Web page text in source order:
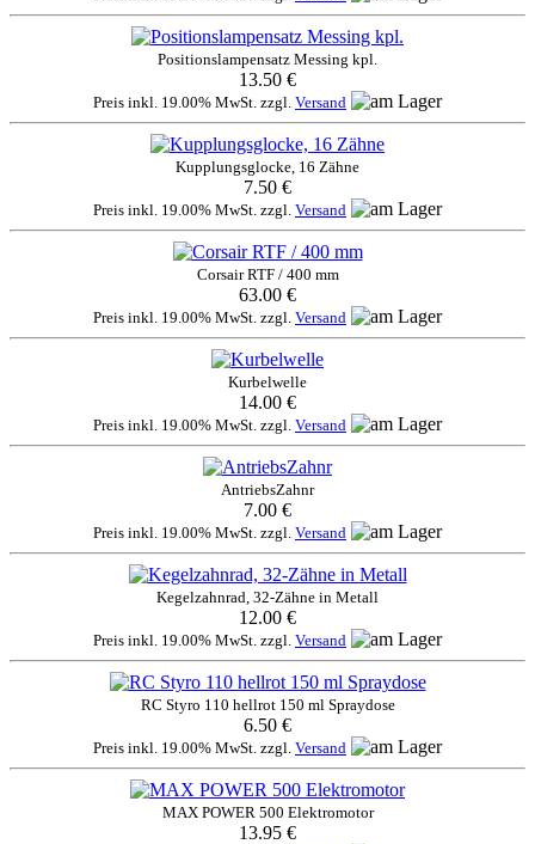
Positionslampensatz Messing kpl.
13.50 €
Preis inkl. 19.00% MwSt. zzgl. Versand
Kupplungsglocke, 16 Zähne
7.50 €
Preis inkl. 19.00% MwSt. zzgl. Versand
Corsair RTF / 400 mm
63.00 €
Preis inkl. 19.00% MwSt. zzgl. Versand
Kurbelwelle
14.00 €
Preis inkl. 19.00% MwSt. zzgl. Versand
AntriebsZahnr
7.00 €
Preis inkl. 19.00% MwSt. zzgl. Versand
Kegelzahnrad, 32-Zähne in Metall
12.00 €
Preis inkl. 19.00% MwSt. zzgl. Versand
RC Styro 110 hellrot 150 ml Spraydose
6.50 €
Preis inkl. 19.00% MwSt. zzgl. Versand
MAX POWER 500 Elektromotor
13.95 €